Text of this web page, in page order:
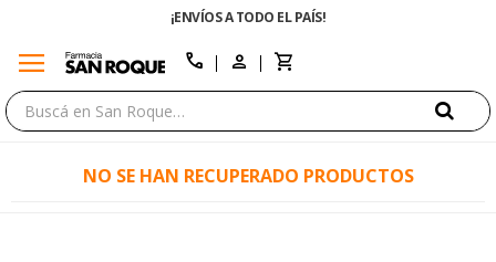
¡ENVÍOS A TODO EL PAÍS!
menu call
NO SE HAN RECUPERADO PRODUCTOS
close